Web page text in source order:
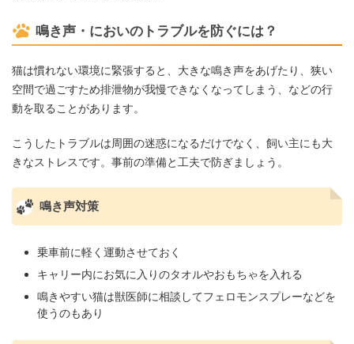
鳴き声・においのトラブルを防ぐには？
猫は慣れない環境に緊張すると、大きな鳴き声をあげたり、狭い
空間で過ごすため排泄物が我慢できなくなってしまう、などの行
動を取ることがあります。
こうしたトラブルは周囲の迷惑になるだけでなく、飼い主にも大
きなストレスです。事前の準備と工夫で防ぎましょう。
鳴き声対策
乗車前に軽く運動させておく
キャリー内にお気に入りのタオルやおもちゃを入れる
鳴きやすい猫は獣医師に相談してフェロモンスプレーなどを
使うのもあり